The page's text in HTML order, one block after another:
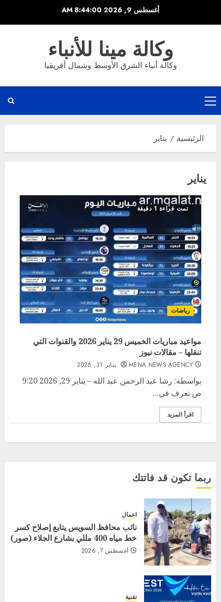
أغسطس 9, 2026 8:44:00 AM
وكالة مينا للأنباء
وكالة أنباء الشرق الأوسط وشمال أفريقيا
القائمة
الرئيسية
الرئيسية يناير
يناير
تمت قراءة 1 دقيقة
رياضات
مواعيد مباريات الخميس 29 يناير 2026 والقنوات التي
تنقلها – مقالات نيوز
MENA NEWS AGENCY يناير 31, 2026
بواسطة: رشا عبد الرحمن عبد الله – يناير 29, 2026 9:20
ص تعرف في...
اقرأ المزيد
ربما تكون قد فاتتك
اعمال
نائب محافظ السويس يتابع إصلاح كسر
خط مياه 400 مللي بشارع الجلاء (صور)
أغسطس 7, 2026
تقنية